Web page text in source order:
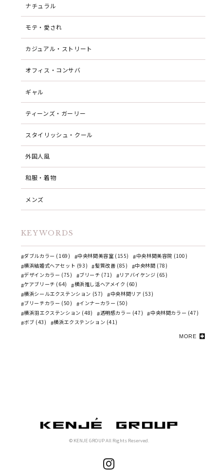
ナチュラル
モテ・愛され
カジュアル・ストリート
オフィス・コンサバ
ギャル
ティーンズ・ガーリー
スタイリッシュ・クール
外国人風
和服・着物
メンズ
KEYWORDS
ダブルカラー (169) 中央林間美容室 (155)
中央林間美容院 (100)
横浜結婚式ヘアセット (93)
髪質改善 (85)
中央林間 (78)
デザインカラー (75)
ブリーチ (71)
リアバイケンジ (65)
ケアブリーチ (64)
横浜推し活ヘアメイク (60)
横浜シールエクステンション (57)
中央林間リア (53)
ブリーチカラー (50)
インナーカラー (50)
横浜羽エクステンション (48)
透明感カラー (47)
中央林間カラー (47)
ボブ (43)
横浜エクステンション (41)
MORE
© KENJE GROUP All Rights Reserved.